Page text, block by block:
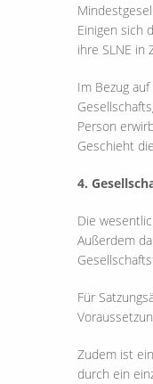
Einigen sich
ihre SLNE in
Im Bezug
Person
Geschieht
4.
Die
Außerdem
Für
Zudem ist
durch ein